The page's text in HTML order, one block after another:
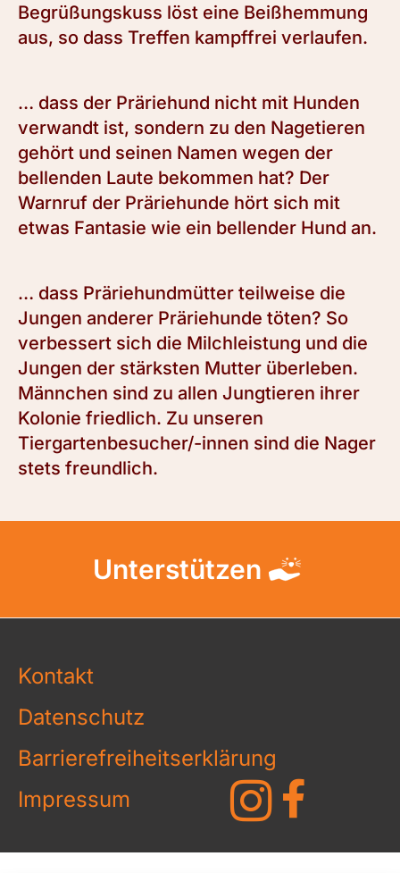
Begrüßungskuss löst eine Beißhemmung
aus, so dass Treffen kampffrei verlaufen.
… dass der Präriehund nicht mit Hunden
verwandt ist, sondern zu den Nagetieren
gehört und seinen Namen wegen der
bellenden Laute bekommen hat? Der
Warnruf der Präriehunde hört sich mit
etwas Fantasie wie ein bellender Hund an.
… dass Präriehundmütter teilweise die
Jungen anderer Präriehunde töten? So
verbessert sich die Milchleistung und die
Jungen der stärksten Mutter überleben.
Männchen sind zu allen Jungtieren ihrer
Kolonie friedlich. Zu unseren
Tiergartenbesucher/-innen sind die Nager
stets freundlich.
Unterstützen
Kontakt
Datenschutz
Barrierefreiheitserklärung
Impressum